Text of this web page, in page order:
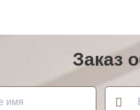
Заказ